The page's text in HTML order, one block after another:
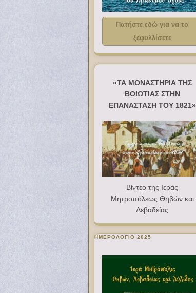
Πατήστε εδώ για να το
ξεφυλλίσετε
«ΤΑ ΜΟΝΑΣΤΗΡΙΑ ΤΗΣ
ΒΟΙΩΤΙΑΣ ΣΤΗΝ
ΕΠΑΝΑΣΤΑΣΗ ΤΟΥ 1821»
Βίντεο της Ιεράς
Μητροπόλεως Θηβών και
Λεβαδείας
ΗΜΕΡΟΛΟΓΙΟ 2025